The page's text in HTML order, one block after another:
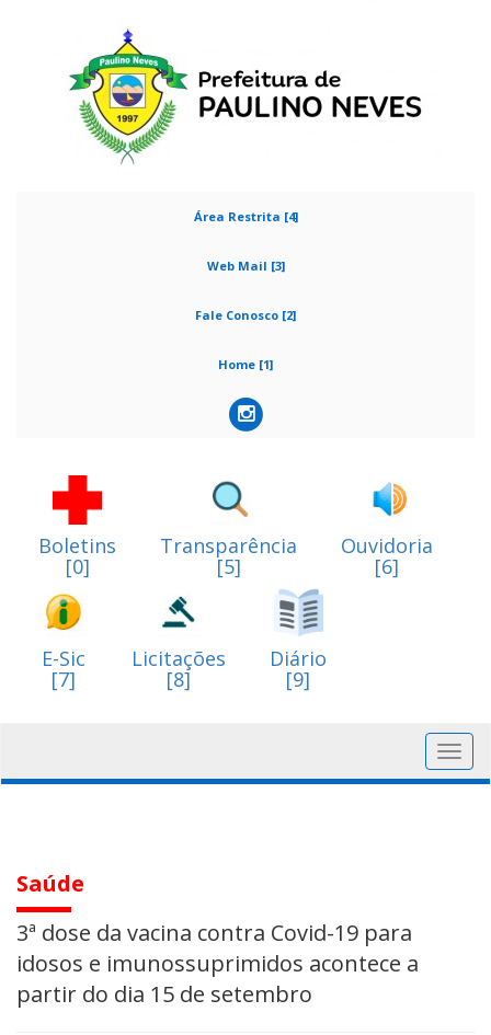
Área Restrita [4]
Web Mail [3]
Fale Conosco [2]
Home [1]
Boletins
[0]
Transparência
[5]
Ouvidoria
[6]
E-Sic
[7]
Licitações
[8]
Diário
[9]
Saúde
3ª dose da vacina contra Covid-19 para
idosos e imunossuprimidos acontece a
partir do dia 15 de setembro